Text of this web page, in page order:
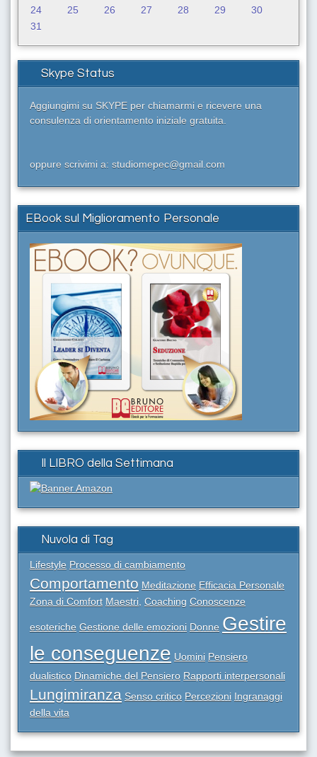
24
25 26 27 28 29
30
31
Skype Status
Aggiungimi su SKYPE per chiamarmi e ricevere una
consulenza di orientamento iniziale gratuita.
oppure scrivimi a: studiomepec@gmail.com
EBook sul Miglioramento Personale
Il LIBRO della Settimana
Nuvola di Tag
Lifestyle Processo di cambiamento
Comportamento Meditazione Efficacia Personale
Zona di Comfort Maestri, Coaching Conoscenze
esoteriche Gestione delle emozioni Donne Gestire
le conseguenze Uomini Pensiero
dualistico Dinamiche del Pensiero Rapporti interpersonali
Lungimiranza Senso critico Percezioni Ingranaggi
della vita